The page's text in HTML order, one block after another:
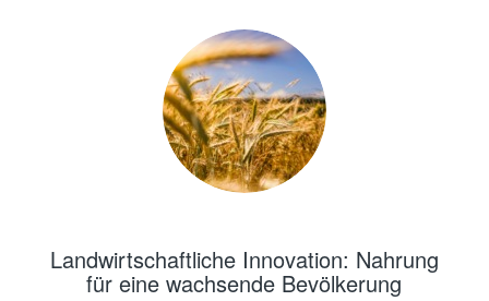
Landwirtschaftliche Innovation: Nahrung
für eine wachsende Bevölkerung